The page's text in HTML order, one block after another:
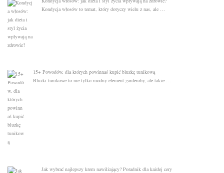
Kondycja włosów to temat, który dotyczy wielu z nas, ale …
15+ Powodów, dla których powinnaś kupić bluzkę tunikową
Bluzki tunikowe to nie tylko modny element garderoby, ale także …
Jak wybrać najlepszy krem nawilżający? Poradnik dla każdej cery